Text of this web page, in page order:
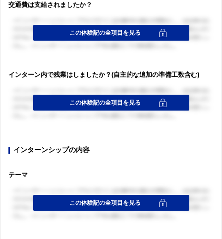
交通費は支給されましたか？
インターン内で残業はしましたか？(自主的な追加の準備工数含む)
インターンシップの内容
テーマ
ログイン・会員登録